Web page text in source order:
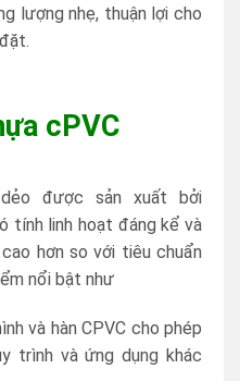
lượng nhẹ, thuận lợi cho
cPVC
được sản xuất bởi
tính linh hoạt đáng kể và
hơn so với tiêu chuẩn
nổi bật như
và hàn CPVC cho phép
trình và ứng dụng khác